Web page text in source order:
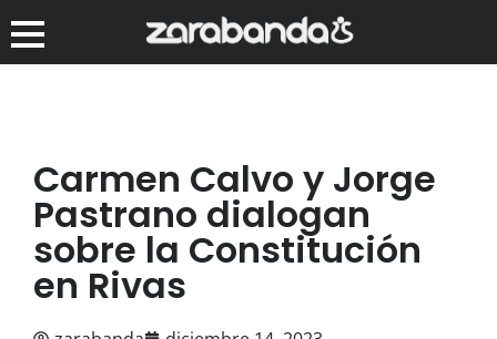
Carmen Calvo y Jorge
Pastrano dialogan
sobre la Constitución
en Rivas